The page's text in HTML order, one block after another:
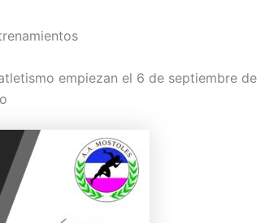
empiezan el 6 de septiembre de